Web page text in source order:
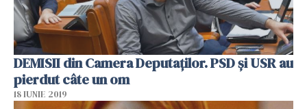
DEMISII din Camera Deputaţilor. PSD şi USR au
pierdut câte un om
18 IUNIE 2019